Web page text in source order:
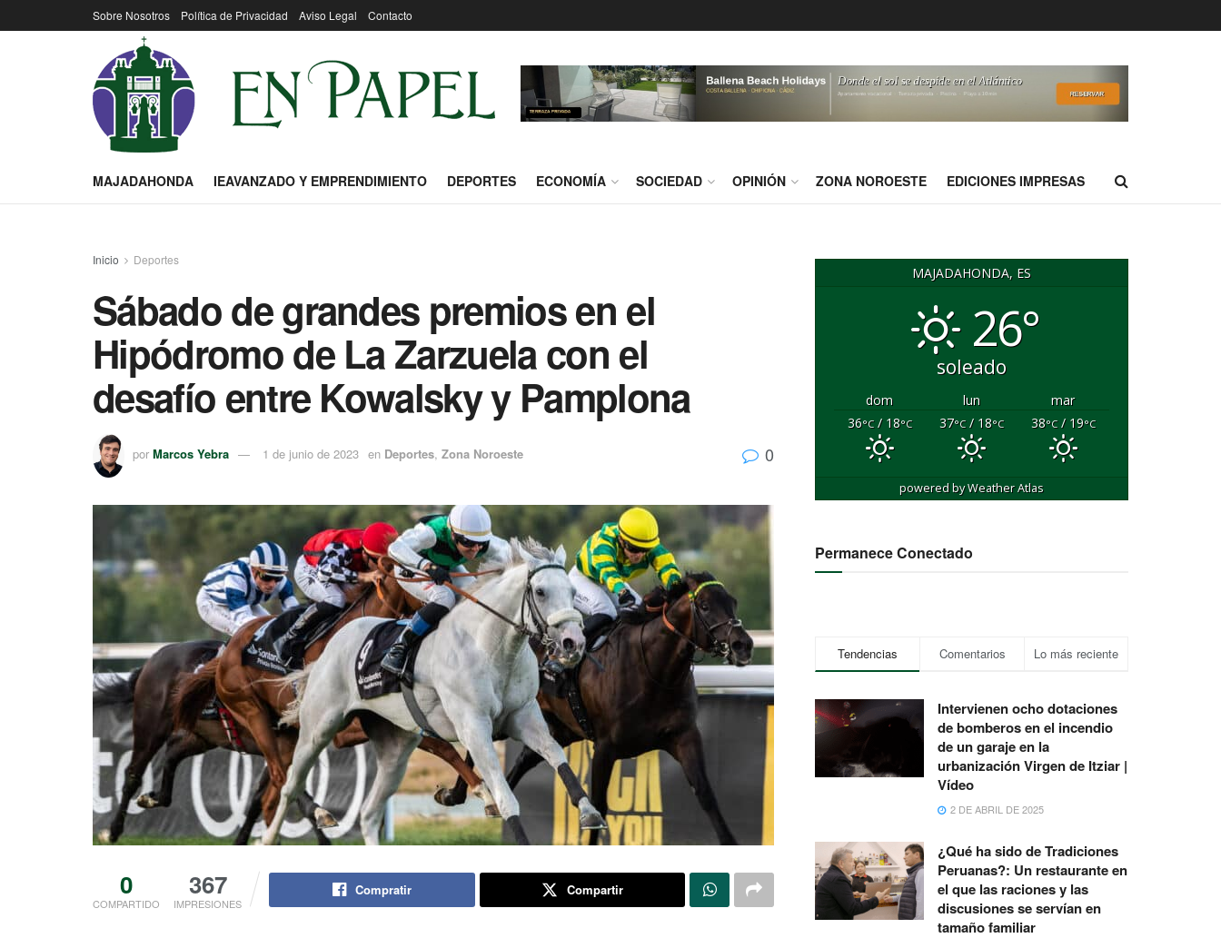
Sobre Nosotros Política de Privacidad Aviso Legal Contacto
MAJADAHONDA IEAVANZADO Y EMPRENDIMIENTO DEPORTES ECONOMÍA SOCIEDAD OPINIÓN ZONA NOROESTE EDICIONES IMPRESAS
Inicio Deportes
Sábado de grandes premios en el
Hipódromo de La Zarzuela con el
desafío entre Kowalsky y Pamplona
por Marcos Yebra 1 de junio de 2023 en Deportes, Zona Noroeste 0
0
COMPARTIDO
367
IMPRESIONES
Compratir Compartir
MAJADAHONDA, ES
26°
soleado
dom lun
mar
36°C/ 18°C 37°C/ 18°C 38°C/ 19°C
powered byWeather Atlas
Permanece Conectado
Tendencias Comentarios Lo más reciente
Intervienen ocho dotaciones
de bomberos en el incendio
de un garaje en la
urbanización Virgen de Itziar |
Vídeo
2 DE ABRIL DE 2025
¿Qué ha sido de Tradiciones
Peruanas?: Un restaurante en
el que las raciones y las
discusiones se servían en
tamaño familiar